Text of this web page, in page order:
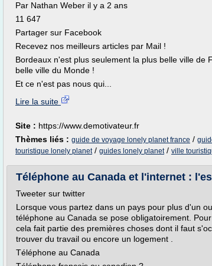
Par Nathan Weber il y a 2 ans
11 647
Partager sur Facebook
Recevez nos meilleurs articles par Mail !
Bordeaux n'est plus seulement la plus belle ville de
belle ville du Monde !
Et ce n'est pas nous qui...
Lire la suite
Site : https://www.demotivateur.fr
Thèmes liés : guide de voyage lonely planet france /
touristique lonely planet/ guides lonely planet/ ville
Téléphone au Canada et l'internet :
Tweeter sur twitter
Lorsque vous partez dans un pays pour plus d'un
téléphone au Canada se pose obligatoirement.
cela fait partie des premières choses dont il faut
trouver du travail ou encore un logement .
Téléphone au Canada